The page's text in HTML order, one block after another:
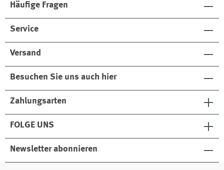
Häufige Fragen
Service
Versand
Besuchen Sie uns auch hier
Zahlungsarten
FOLGE UNS
Newsletter abonnieren